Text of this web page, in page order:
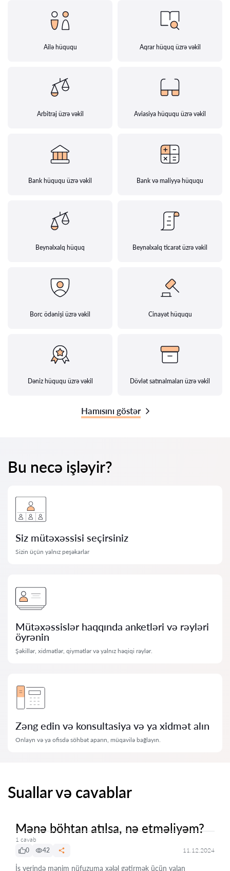
Ailə hüququ Aqrar hüquq üzrə vəkil
Arbitraj üzrə vəkil Aviasiya hüququ üzrə vəkil
Bank hüququ üzrə vəkil Bank və maliyyə hüququ
Beynəlxalq hüquq Beynəlxalq ticarət üzrə vəkil
Borc ödənişi üzrə vəkil Cinayət hüququ
Dəniz hüququ üzrə vəkil Dövlət satınalmaları üzrə vəkil
Hamısını göstər
Bu necə işləyir?
Siz mütəxəssisi seçirsiniz
Sizin üçün yalnız peşəkarlar
Mütəxəssislər haqqında anketləri və rəyləri
öyrənin
Şəkillər, xidmətlər, qiymətlər və yalnız həqiqi rəylər.
Zəng edin və konsultasiya və ya xidmət alın
Onlayn və ya ofisdə söhbət aparın, müqavilə bağlayın.
Suallar və cavablar
Mənə böhtan atılsa, nə etməliyəm?
1 cavab
0
42 11.12.2024
İş yerində mənim nüfuzuma xələl gətirmək üçün yalan